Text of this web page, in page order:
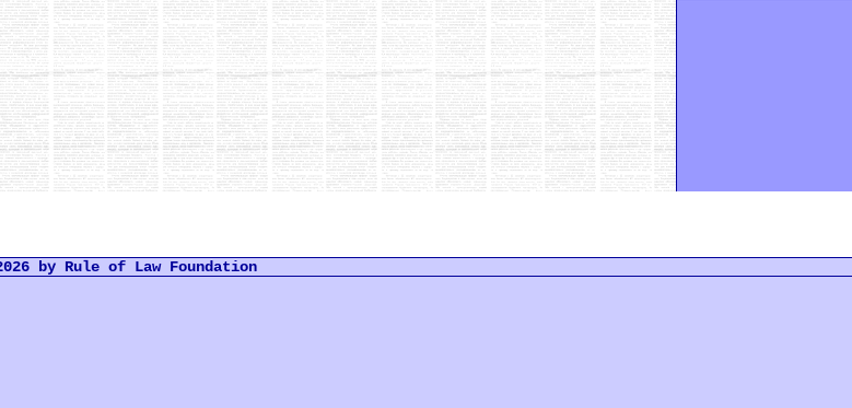
by Rule of Law Foundation